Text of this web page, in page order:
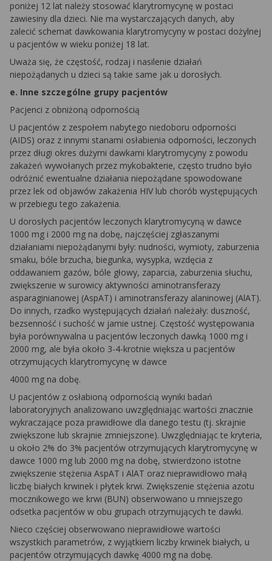
poniżej 12 lat należy stosować klarytromycynę w postaci
zawiesiny dla dzieci. Nie ma wystarczających danych, aby
zalecić schemat dawkowania klarytromycyny w postaci dożylnej
u pacjentów w wieku poniżej 18 lat.
Uważa się, że częstość, rodzaj i nasilenie działań
niepożądanych u dzieci są takie same jak u dorosłych.
e. Inne szczególne grupy pacjentów
Pacjenci z obniżoną odpornością
U pacjentów z zespołem nabytego niedoboru odporności
(AIDS) oraz z innymi stanami osłabienia odporności, leczonych
przez długi okres dużymi dawkami klarytromycyny z powodu
zakażeń wywołanych przez mykobakterie, często trudno było
odróżnić ewentualne działania niepożądane spowodowane
przez lek od objawów zakażenia HIV lub chorób występujących
w przebiegu tego zakażenia.
U dorosłych pacjentów leczonych klarytromycyną w dawce
1000 mg i 2000 mg na dobę, najczęściej zgłaszanymi
działaniami niepożądanymi były: nudności, wymioty, zaburzenia
smaku, bóle brzucha, biegunka, wysypka, wzdęcia z
oddawaniem gazów, bóle głowy, zaparcia, zaburzenia słuchu,
zwiększenie w surowicy aktywności aminotransferazy
asparaginianowej (AspAT) i aminotransferazy alaninowej (AlAT).
Do innych, rzadko występujących działań należały: duszność,
bezsenność i suchość w jamie ustnej. Częstość występowania
była porównywalna u pacjentów leczonych dawką 1000 mg i
2000 mg, ale była około 3-4-krotnie większa u pacjentów
otrzymujących klarytromycynę w dawce
4000 mg na dobę.
U pacjentów z osłabioną odpornością wyniki badań
laboratoryjnych analizowano uwzględniając wartości znacznie
wykraczające poza prawidłowe dla danego testu (tj. skrajnie
zwiększone lub skrajnie zmniejszone). Uwzględniając te kryteria,
u około 2% do 3% pacjentów otrzymujących klarytromycynę w
dawce 1000 mg lub 2000 mg na dobę, stwierdzono istotne
zwiększenie stężenia AspAT i AlAT oraz nieprawidłowo małą
liczbę białych krwinek i płytek krwi. Zwiększenie stężenia azotu
mocznikowego we krwi (BUN) obserwowano u mniejszego
odsetka pacjentów w obu grupach otrzymujących te dawki.
Nieco częściej obserwowano nieprawidłowe wartości
wszystkich parametrów, z wyjątkiem liczby krwinek białych, u
pacjentów otrzymujących dawkę 4000 mg na dobę.